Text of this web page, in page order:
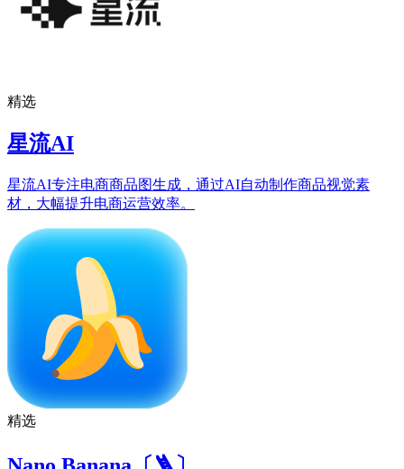
精选
星流AI
星流AI专注电商商品图生成，通过AI自动制作商品视觉素
材，大幅提升电商运营效率。
精选